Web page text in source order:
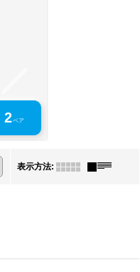
2ペア
表示方法: